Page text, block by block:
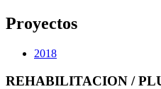
Proyectos
2018
REHABILITACION /